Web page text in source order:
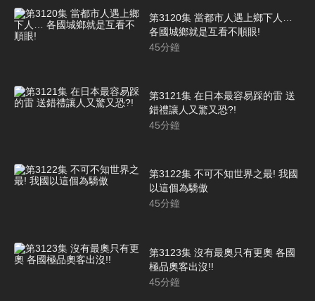
第3120集 當都市人遇上鄉下人…
各國城鄉就是互看不順眼!
45分鐘
第3121集 在日本最容易踩的雷 送
錯禮讓人又驚又恐?!
45分鐘
第3122集 不可不知世界之最! 我國
以這個為驕傲
45分鐘
第3123集 沒有最奧只有更奧 各國
極品奧客出沒!!
45分鐘